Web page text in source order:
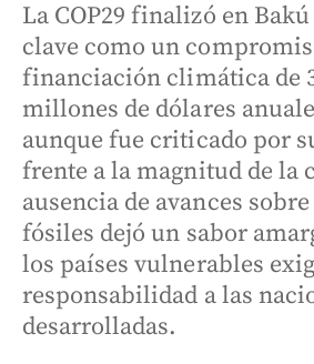
La COP29 finalizó en
clave como un
financiación climática de
millones de dólares
aunque fue criticado por
frente a la magnitud de la
ausencia de avances
fósiles dejó un sabor
los países vulnerables
responsabilidad a las
desarrolladas.